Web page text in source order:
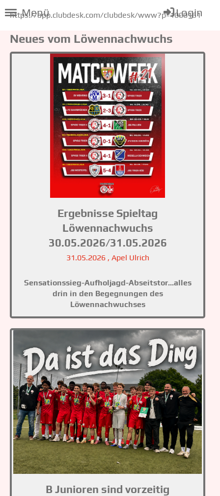
Menü Login
https://app.clubdesk.com/clubdesk/www?p=1000161
Neues vom Löwennachwuchs
Ergebnisse Spieltag
Löwennachwuchs
30.05.2026/31.05.2026
31.05.2026, Apel Ulrich
Sensationssieg-Aufholjagd-Abseitstor...alles
drin in den Begegnungen des
Löwennachwuchses
B Junioren sind vorzeitig